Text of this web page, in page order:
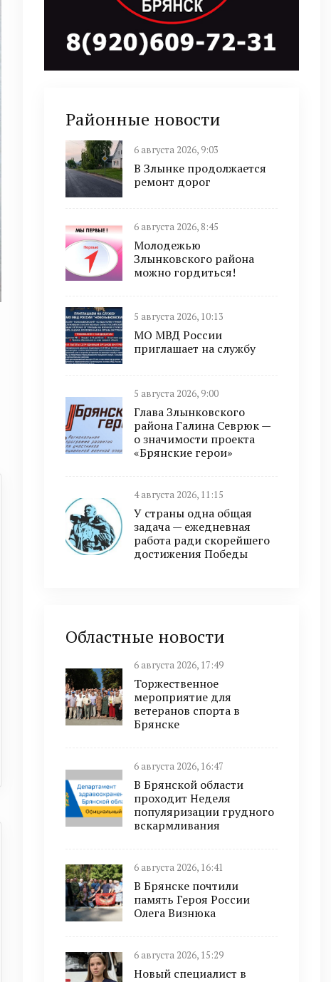
Районные новости
6 августа 2026, 9:03
В Злынке продолжается
ремонт дорог
6 августа 2026, 8:45
Молодежью
Злынковского района
можно гордиться!
5 августа 2026, 10:13
МО МВД России
приглашает на службу
5 августа 2026, 9:00
Глава Злынковского
района Галина Севрюк —
о значимости проекта
«Брянские герои»
4 августа 2026, 11:15
У страны одна общая
задача — ежедневная
работа ради скорейшего
достижения Победы
Областные новости
6 августа 2026, 17:49
Торжественное
мероприятие для
ветеранов спорта в
Брянске
6 августа 2026, 16:47
В Брянской области
проходит Неделя
популяризации грудного
вскармливания
6 августа 2026, 16:41
В Брянске почтили
память Героя России
Олега Визнюка
6 августа 2026, 15:29
Новый специалист в